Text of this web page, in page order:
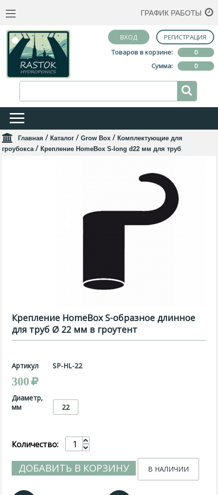
ГРАФИК РАБОТЫ
ВХОД
РЕГИСТРАЦИЯ
Товаров в корзине:
0
Сумма:
0
Главная / Каталог / Grow Box / Комплектующие для
гроубокса / Крепление HomeBox S-long d22 мм для труб
Крепление HomeBox S-образное длинное
для труб Ø 22 мм в гроутент
Артикул SP-HL-22
300
Диаметр,
мм
22
Количество:
ДОБАВИТЬ В КОРЗИНУ В НАЛИЧИИ